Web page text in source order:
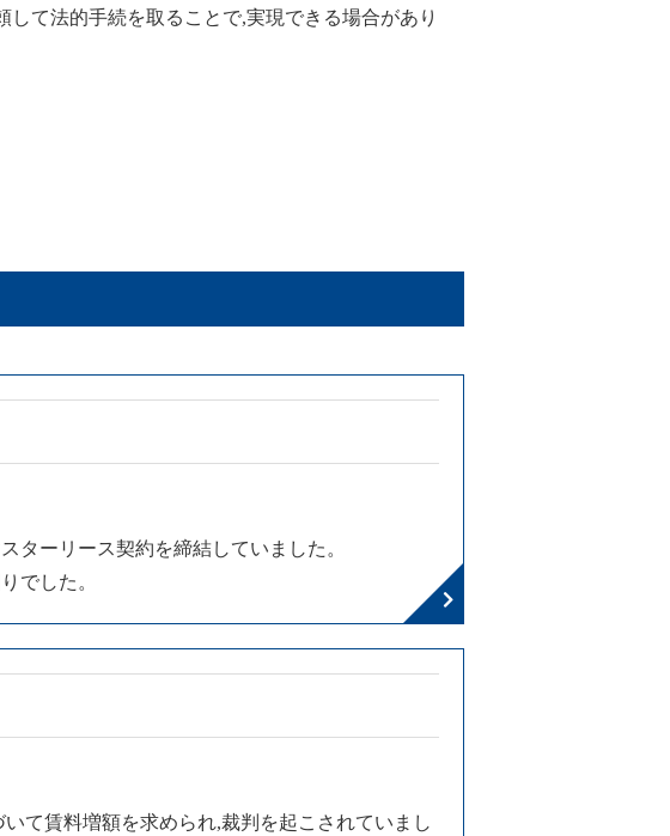
て法的手続を取ることで,実現できる場合があり
ターリース契約を締結していました。
でした。
て賃料増額を求められ,裁判を起こされていまし